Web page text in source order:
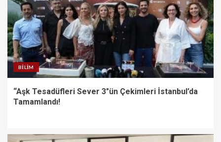
BILIM
“Aşk Tesadüfleri Sever 3″ün Çekimleri İstanbul’da
Tamamlandı!